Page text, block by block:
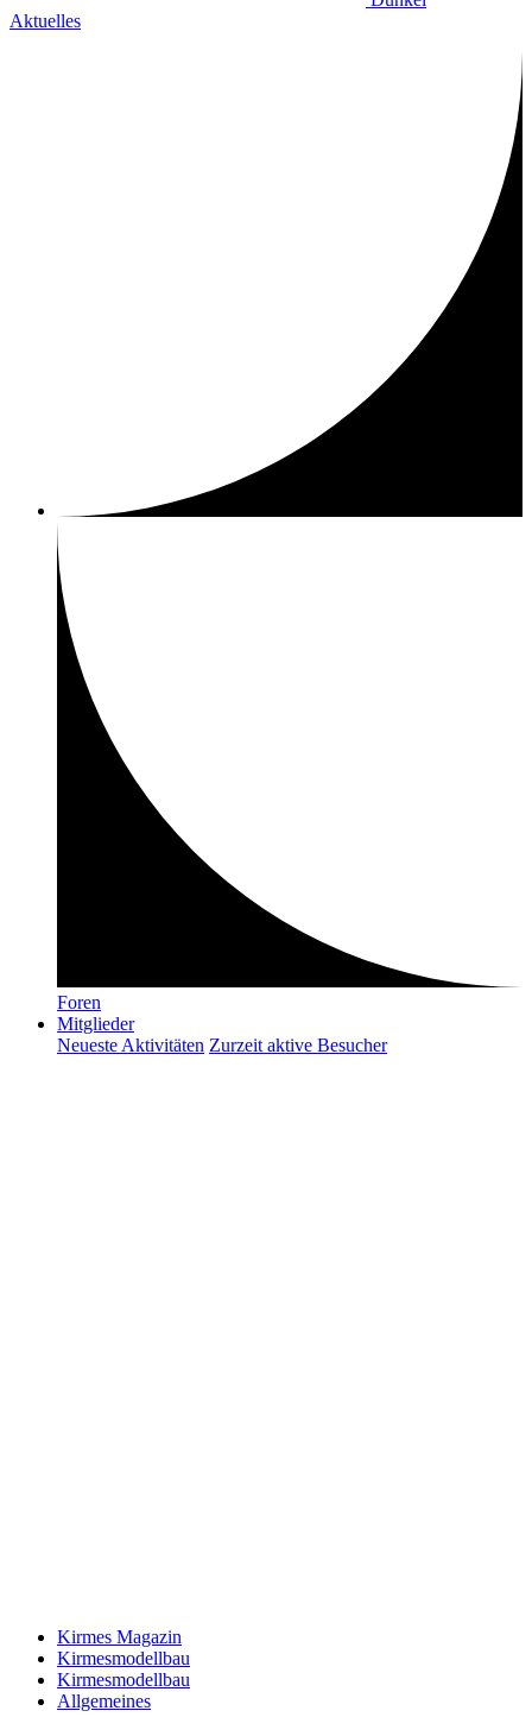
Aktuelles
Foren
Mitglieder
Neueste Aktivitäten Zurzeit aktive Besucher
Kirmes Magazin
Kirmesmodellbau
Kirmesmodellbau
Allgemeines